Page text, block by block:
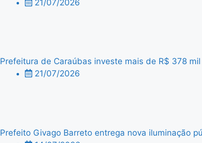
21/07/2026
Prefeitura de Caraúbas investe mais de R$ 378
21/07/2026
Prefeito Givago Barreto entrega nova iluminação